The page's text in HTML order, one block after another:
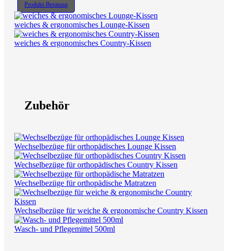
Produkt-Beratung
weiches & ergonomisches Lounge-Kissen
weiches & ergonomisches Country-Kissen
Zubehör
Wechselbezüge für orthopädisches Lounge Kissen
Wechselbezüge für orthopädisches Country Kissen
Wechselbezüge für orthopädische Matratzen
Wechselbezüge für weiche & ergonomische Country Kissen
Wasch- und Pflegemittel 500ml